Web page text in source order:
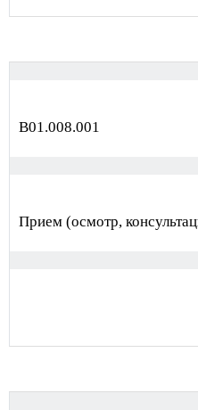
B01.008.001
Прием (осмотр,